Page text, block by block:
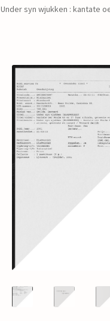
Under syn wjukken : kantate